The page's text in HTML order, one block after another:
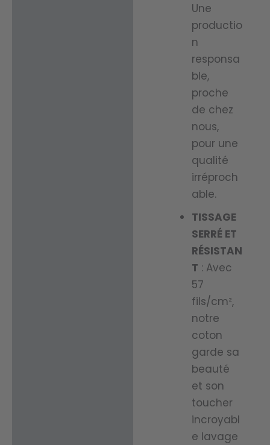
Une
productio
n
responsa
ble,
proche
de chez
nous,
pour une
qualité
irréproch
able.
TISSAGE
SERRÉ ET
RÉSISTAN
T : Avec
57
fils/cm²,
notre
coton
garde sa
beauté
et son
toucher
incroyabl
e lavage